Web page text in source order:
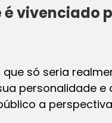
vivenciado
só seria
personalidade
a